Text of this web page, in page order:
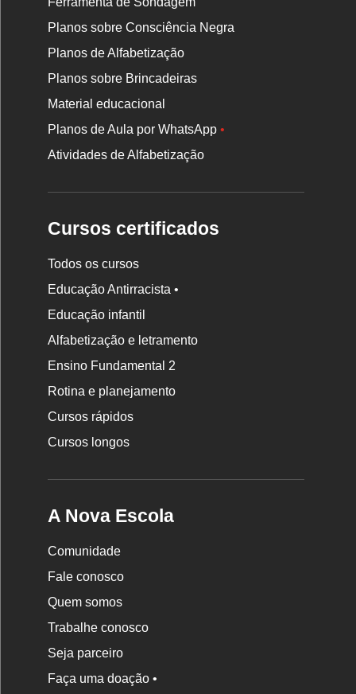
Planos sobre Consciência Negra
Planos de Alfabetização
Planos sobre Brincadeiras
Material educacional
Planos de Aula por WhatsApp•
Atividades de Alfabetização
Cursos certificados
Todos os cursos
Educação Antirracista •
Educação infantil
Alfabetização e letramento
Ensino Fundamental 2
Rotina e planejamento
Cursos rápidos
Cursos longos
A Nova Escola
Comunidade
Fale conosco
Quem somos
Trabalhe conosco
Seja parceiro
Faça uma doação •